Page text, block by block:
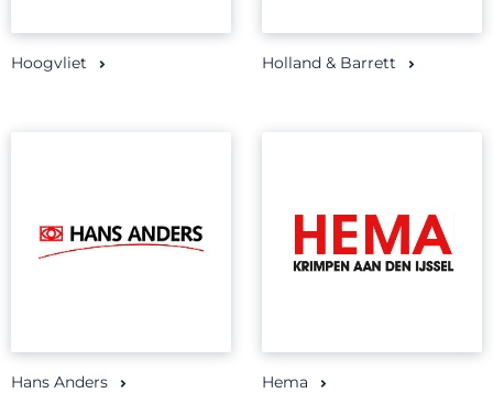
Hoogvliet Holland & Barrett
Hans Anders Hema